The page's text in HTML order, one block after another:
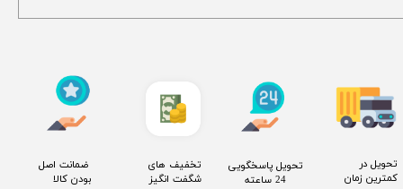
​تحویل در
کمترین زمان
​تحویل پاسخگویی
24 ساعته
​تخفیف های
شگفت انگیز
​ ضمانت اصل
بودن کالا